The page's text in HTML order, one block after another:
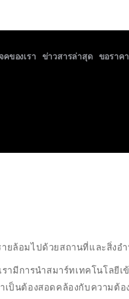
คของเรา ข่าวสารล่าสุด ขอราคา
ล้อมไปด้วยสถานที่และสิ่งอ
มีการนำสมาร์ทเทคโนโลยี
ป็นต้องสอดคล้องกับความต้อ